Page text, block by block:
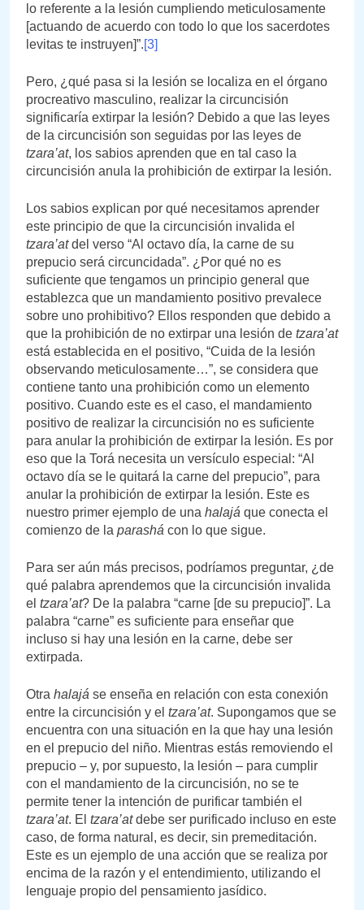
lo referente a la lesión cumpliendo meticulosamente
[actuando de acuerdo con todo lo que los sacerdotes
levitas te instruyen]”.[3]
Pero, ¿qué pasa si la lesión se localiza en el órgano
procreativo masculino, realizar la circuncisión
significaría extirpar la lesión? Debido a que las leyes
de la circuncisión son seguidas por las leyes de
tzara’at, los sabios aprenden que en tal caso la
circuncisión anula la prohibición de extirpar la lesión.
Los sabios explican por qué necesitamos aprender
este principio de que la circuncisión invalida el
tzara’atdel verso “Al octavo día, la carne de su
prepucio será circuncidada”. ¿Por qué no es
suficiente que tengamos un principio general que
establezca que un mandamiento positivo prevalece
sobre uno prohibitivo? Ellos responden que debido a
que la prohibición de no extirpar una lesión de tzara’at
está establecida en el positivo, “Cuida de la lesión
observando meticulosamente…”, se considera que
contiene tanto una prohibición como un elemento
positivo. Cuando este es el caso, el mandamiento
positivo de realizar la circuncisión no es suficiente
para anular la prohibición de extirpar la lesión. Es por
eso que la Torá necesita un versículo especial: “Al
octavo día se le quitará la carne del prepucio”, para
anular la prohibición de extirpar la lesión. Este es
nuestro primer ejemplo de una halajá que conecta el
comienzo de la parashá con lo que sigue.
Para ser aún más precisos, podríamos preguntar, ¿de
qué palabra aprendemos que la circuncisión invalida
el tzara’at? De la palabra “carne [de su prepucio]”. La
palabra “carne” es suficiente para enseñar que
incluso si hay una lesión en la carne, debe ser
extirpada.
Otra halajá se enseña en relación con esta conexión
entre la circuncisión y el tzara’at. Supongamos que se
encuentra con una situación en la que hay una lesión
en el prepucio del niño. Mientras estás removiendo el
prepucio – y, por supuesto, la lesión – para cumplir
con el mandamiento de la circuncisión, no se te
permite tener la intención de purificar también el
tzara’at. El tzara’atdebe ser purificado incluso en este
caso, de forma natural, es decir, sin premeditación.
Este es un ejemplo de una acción que se realiza por
encima de la razón y el entendimiento, utilizando el
lenguaje propio del pensamiento jasídico.